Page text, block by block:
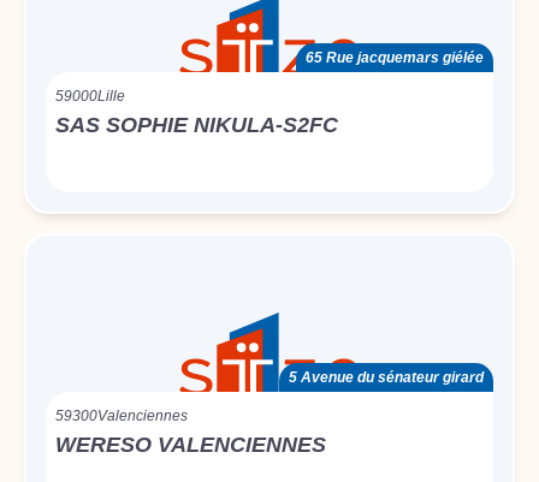
65 Rue jacquemars giélée
59000Lille
SAS SOPHIE NIKULA-S2FC
5 Avenue du sénateur girard
59300Valenciennes
WERESO VALENCIENNES